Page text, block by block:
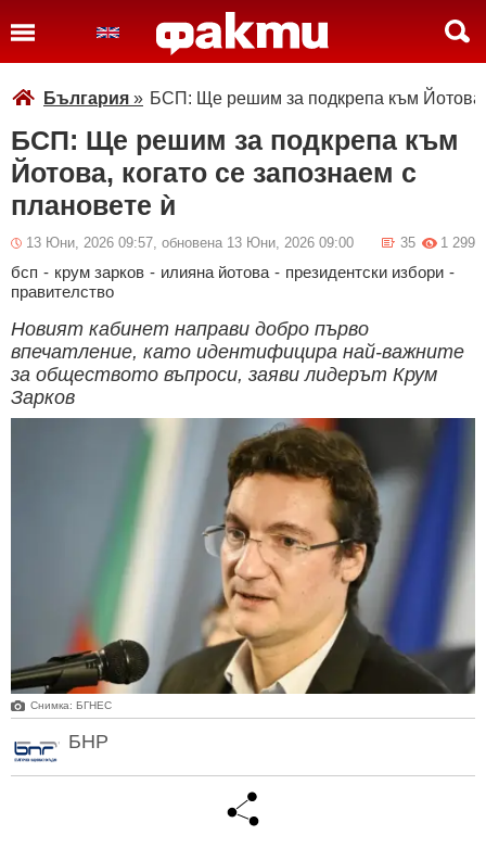
България » БСП: Ще решим за подкрепа към Йотова,
БСП: Ще решим за подкрепа към
Йотова, когато се запознаем с
плановете ѝ
13 Юни, 2026 09:57, обновена 13 Юни, 2026 09:00 1 299
35
бсп - крум зарков - илияна йотова - президентски избори -
правителство
Новият кабинет направи добро първо
впечатление, като идентифицира най-важните
за обществото въпроси, заяви лидерът Крум
Зарков
Снимка: БГНЕС
БНР